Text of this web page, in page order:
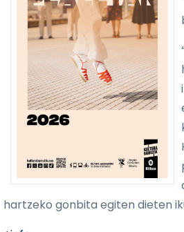
hartzeko gonbita egiten dieten